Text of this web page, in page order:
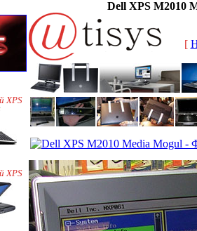
Dell XPS M2010
XPS
XPS
[